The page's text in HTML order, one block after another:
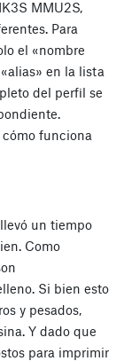
MMU2S,
Para
el «nombre
en la lista
del perfil se
cómo funciona
un tiempo
Como
Si bien esto
y pesados,
Y dado que
para imprimir